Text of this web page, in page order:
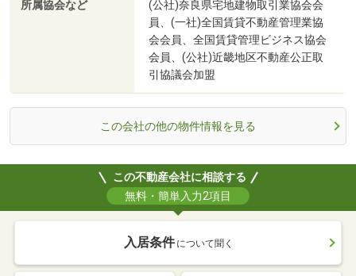
所属協会など
(公社)奈良県宅地建物取引業協会会
員、(一社)全国賃貸不動産管理業協
会会員、全国賃貸管理ビジネス協会
会員、(公社)近畿地区不動産公正取
引協議会加盟
この会社の他の物件情報を見る
この不動産会社に相談する
無料・簡単入力2項目
入居条件 について聞く